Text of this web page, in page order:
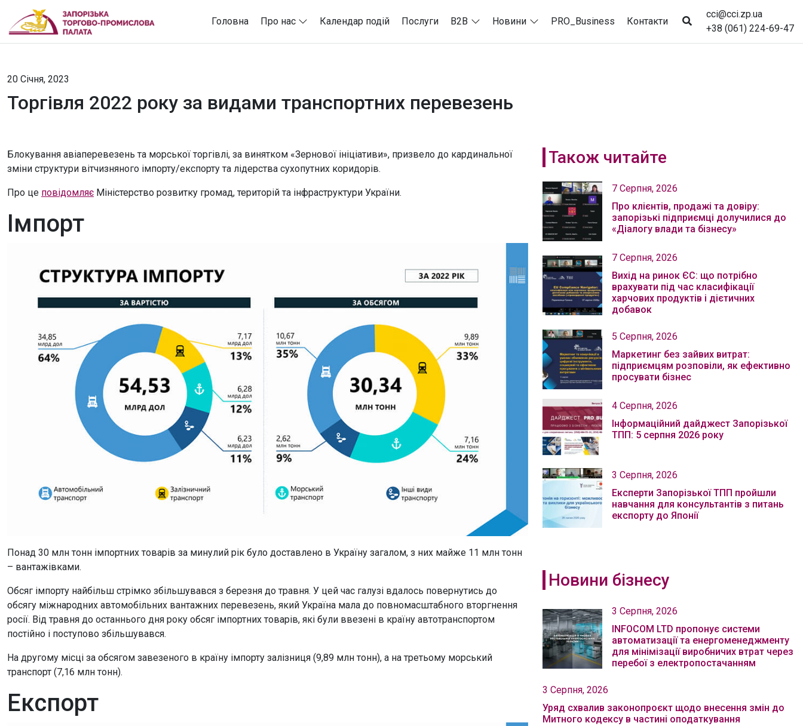
Головна Про нас Календар подій Послуги B2B Новини PRO_Business Контакти
cci@cci.zp.ua
+38 (061) 224-69-47
20 Січня, 2023
Торгівля 2022 року за видами транспортних перевезень
Блокування авіаперевезень та морської торгівлі, за винятком «Зернової ініціативи», призвело до кардинальної
зміни структури вітчизняного імпорту/експорту та лідерства сухопутних коридорів.
Про це повідомляє Міністерство розвитку громад, територій та інфраструктури України.
Імпорт
Понад 30 млн тонн імпортних товарів за минулий рік було доставлено в Україну загалом, з них майже 11 млн тонн
– вантажівками.
Обсяг імпорту найбільш стрімко збільшувався з березня до травня. У цей час галузі вдалось повернутись до
обсягу міжнародних автомобільних вантажних перевезень, який Україна мала до повномасштабного вторгнення
росії. Від травня до останнього дня року обсяг імпортних товарів, які були ввезені в країну автотранспортом
постійно і поступово збільшувався.
На другому місці за обсягом завезеного в країну імпорту залізниця (9,89 млн тонн), а на третьому морський
транспорт (7,16 млн тонн).
Експорт
Також читайте
7 Серпня, 2026
Про клієнтів, продажі та довіру:
запорізькі підприємці долучилися до
«Діалогу влади та бізнесу»
7 Серпня, 2026
Вихід на ринок ЄС: що потрібно
врахувати під час класифікації
харчових продуктів і дієтичних
добавок
5 Серпня, 2026
Маркетинг без зайвих витрат:
підприємцям розповіли, як ефективно
просувати бізнес
4 Серпня, 2026
Інформаційний дайджест Запорізької
ТПП: 5 серпня 2026 року
3 Серпня, 2026
Експерти Запорізької ТПП пройшли
навчання для консультантів з питань
експорту до Японії
Новини бізнесу
3 Серпня, 2026
INFOCOM LTD пропонує системи
автоматизації та енергоменеджменту
для мінімізації виробничих втрат через
перебої з електропостачанням
3 Серпня, 2026
Уряд схвалив законопроєкт щодо внесення змін до
Митного кодексу в частині оподаткування